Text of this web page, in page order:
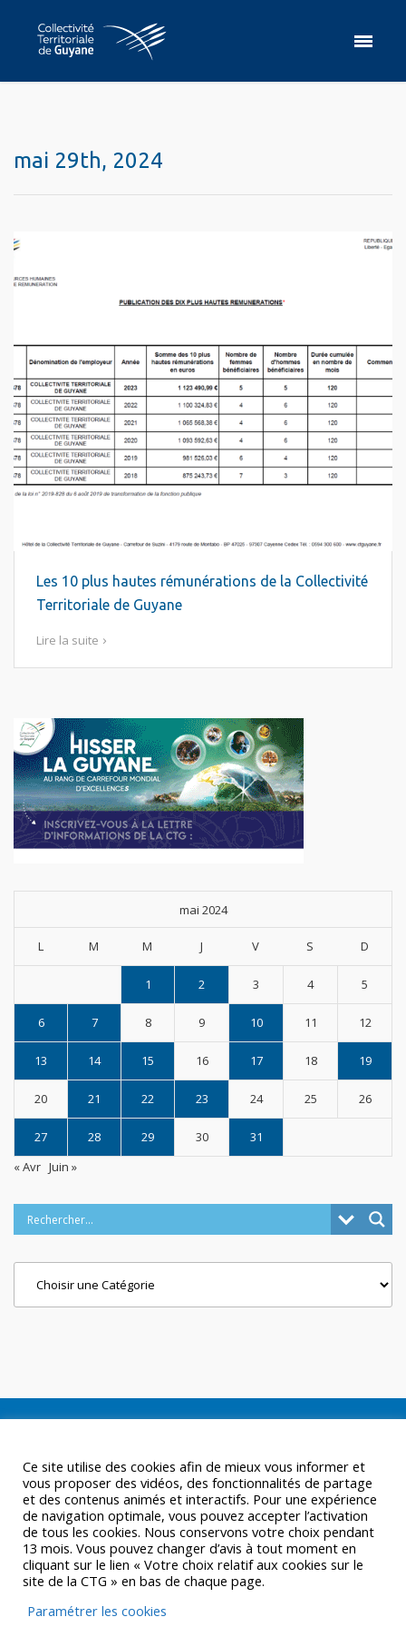
mai 29th, 2024
Les 10 plus hautes rémunérations de la Collectivité
Territoriale de Guyane
Lire la suite
mai 2024
L M M J V S D
1 2 3 4 5
6 7 8 9 10 11 12
13 14 15 16 17 18 19
20 21 22 23 24 25 26
27 28 29 30
31
« Avr Juin »
Ce site utilise des cookies afin de mieux vous informer et
vous proposer des vidéos, des fonctionnalités de partage
et des contenus animés et interactifs. Pour une expérience
de navigation optimale, vous pouvez accepter l’activation
de tous les cookies. Nous conservons votre choix pendant
13 mois. Vous pouvez changer d’avis à tout moment en
cliquant sur le lien « Votre choix relatif aux cookies sur le
site de la CTG » en bas de chaque page.
Paramétrer les cookies